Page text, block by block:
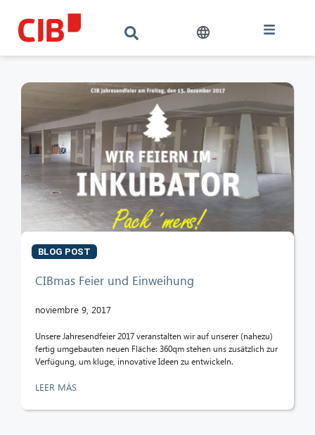
BLOG POST
CIBmas Feier und Einweihung
noviembre 9, 2017
Unsere Jahresendfeier 2017 veranstalten wir auf unserer (nahezu)
fertig umgebauten neuen Fläche: 360qm stehen uns zusätzlich zur
Verfügung, um kluge, innovative Ideen zu entwickeln.
LEER MÁS
CIB AI ChatBot